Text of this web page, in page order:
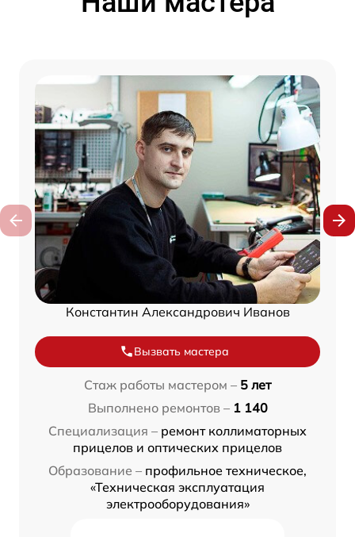
Константин Александрович Иванов
Вызвать мастера
Стаж работы мастером – 5 лет
Выполнено ремонтов – 1 140
Специализация – ремонт коллиматорных
прицелов и оптических прицелов
Образование – профильное техническое,
«Техническая эксплуатация
электрооборудования»